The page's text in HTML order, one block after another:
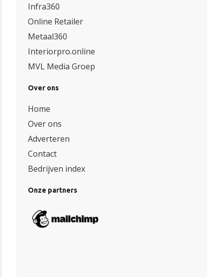
Infra360
Online Retailer
Metaal360
Interiorpro.online
MVL Media Groep
Over ons
Home
Over ons
Adverteren
Contact
Bedrijven index
Onze partners